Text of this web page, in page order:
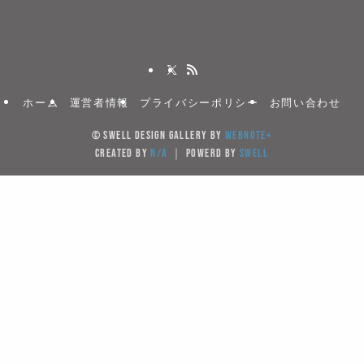
ホーム 運営者情報 プライバシーポリシー お問い合わせ
© SWELL DESIGN GALLERY byWebNote+
created byN/A ｜ powerd by SWELL